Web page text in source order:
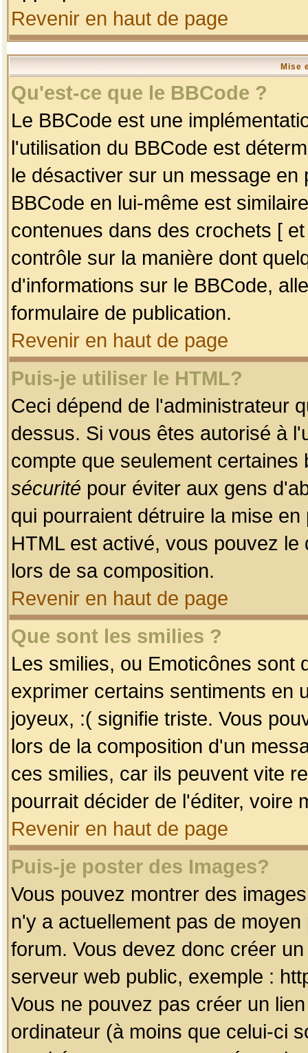
Revenir en haut de page
Mise
Qu'est-ce que le BBCode ?
Le BBCode est une
l'utilisation du BBCode est
le désactiver sur un message
BBCode en lui-même est
contenues dans des crochets [
contrôle sur la manière dont
d'informations sur le BBCode,
formulaire de publication.
Revenir en haut de page
Puis-je utiliser le HTML?
Ceci dépend de l'administrateur
dessus. Si vous êtes autorisé à
compte que seulement
sécurité pour éviter aux gens
qui pourraient détruire la mise
HTML est activé, vous pouvez
lors de sa composition.
Revenir en haut de page
Que sont les smilies ?
Les smilies, ou Emoticônes sont
exprimer certains sentiments en
joyeux, :( signifie triste. Vous
lors de la composition d'un
ces smilies, car ils peuvent vite
pourrait décider de l'éditer, voire
Revenir en haut de page
Puis-je poster des Images?
Vous pouvez montrer des
n'y a actuellement pas de
forum. Vous devez donc créer
serveur web public, exemple :
Vous ne pouvez pas créer un
ordinateur (à moins que celui-ci